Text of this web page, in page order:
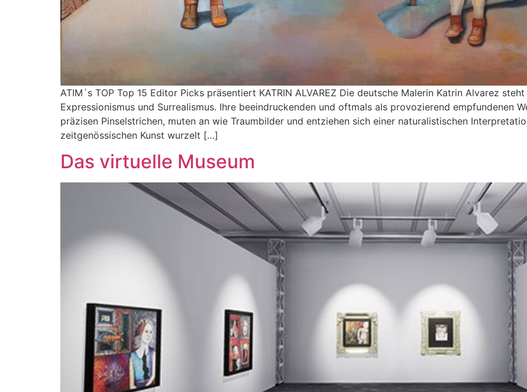
ATIM´s TOP Top 15 Editor Picks präsentiert KATRIN ALVAREZ Die deutsche Malerin Katrin Alvarez
Expressionismus und Surrealismus. Ihre beeindruckenden und oftmals als provozierend empfundenen
präzisen Pinselstrichen, muten an wie Traumbilder und entziehen sich einer naturalistischen
zeitgenössischen Kunst wurzelt […]
Das virtuelle Museum